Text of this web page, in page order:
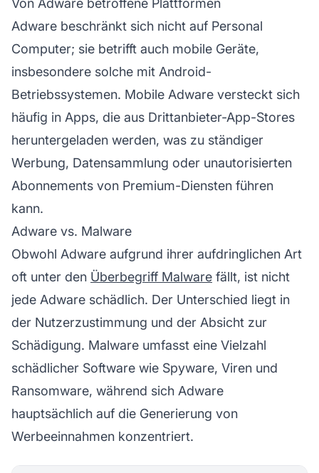
Von Adware betroffene Plattformen
Adware beschränkt sich nicht auf Personal
Computer; sie betrifft auch mobile Geräte,
insbesondere solche mit Android-
Betriebssystemen. Mobile Adware versteckt sich
häufig in Apps, die aus Drittanbieter-App-Stores
heruntergeladen werden, was zu ständiger
Werbung, Datensammlung oder unautorisierten
Abonnements von Premium-Diensten führen
kann.
Adware vs. Malware
Obwohl Adware aufgrund ihrer aufdringlichen Art
oft unter den Überbegriff Malware fällt, ist nicht
jede Adware schädlich. Der Unterschied liegt in
der Nutzerzustimmung und der Absicht zur
Schädigung. Malware umfasst eine Vielzahl
schädlicher Software wie Spyware, Viren und
Ransomware, während sich Adware
hauptsächlich auf die Generierung von
Werbeeinnahmen konzentriert.